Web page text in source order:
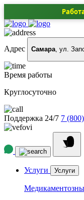
Адрес Самара, ул.
Время работы
Круглосуточно
Поддержка 24/7 7
Услуги Услуги